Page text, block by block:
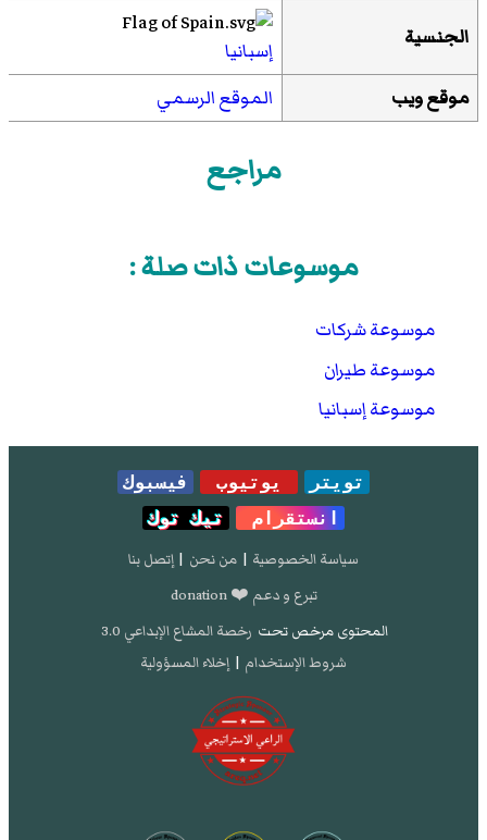
الجنسية
إسبانيا
موقع ويب
الموقع الرسمي
مراجع
موسوعات ذات صلة :
موسوعة شركات
موسوعة طيران
موسوعة إسبانيا
تويتر يوتيوب
فيسبوك
انستقرام
تيك توك
سياسة الخصوصية | من نحن | إتصل بنا
تبرع و دعم ❤️ donation
المحتوى مرخص تحت رخصة المشاع الإبداعي 3.0
شروط الإستخدام | إخلاء المسؤولية